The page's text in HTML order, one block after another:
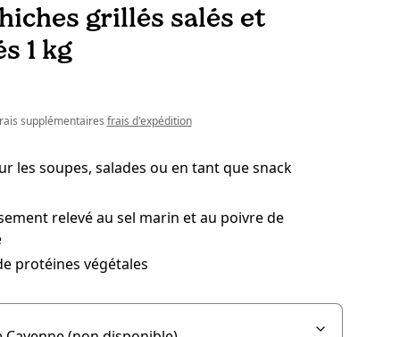
grillés salés et
1 kg
supplémentaires frais d'expédition
les soupes, salades ou en tant que snack
relevé au sel marin et au poivre de
protéines végétales